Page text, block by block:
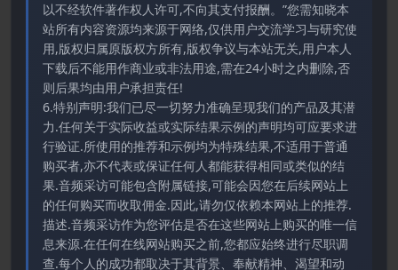
以不经软件著作权人许可,不向其支付报酬。”您需知晓本
站所有内容资源均来源于网络,仅供用户交流学习与研究使
用,版权归属原版权方所有,版权争议与本站无关,用户本人
下载后不能用作商业或非法用途,需在24小时之内删除,否
则后果均由用户承担责任!
6.特别声明:我们已尽一切努力准确呈现我们的产品及其潜
力.任何关于实际收益或实际结果示例的声明均可应要求进
行验证.所使用的推荐和示例均为特殊结果,不适用于普通
购买者,亦不代表或保证任何人都能获得相同或类似的结
果.音频采访可能包含附属链接,可能会因您在后续网站上
的任何购买而收取佣金.因此,请勿仅依赖本网站上的推荐.
描述.音频采访作为您评估是否在这些网站上购买的唯一信
息来源.在任何在线网站购买之前,您都应始终进行尽职调
查.每个人的成功都取决于其背景、奉献精神、渴望和动